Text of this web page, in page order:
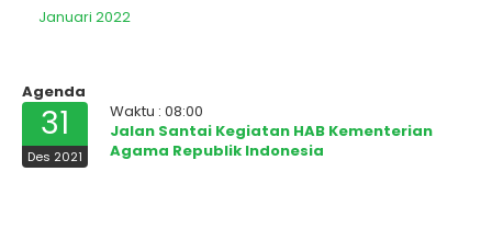
Januari 2022
Agenda
31
Des 2021
Waktu : 08:00
Jalan Santai Kegiatan HAB Kementerian
Agama Republik Indonesia